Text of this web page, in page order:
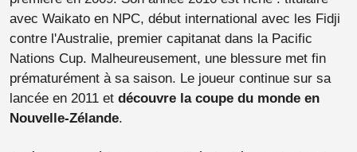
avec Waikato en NPC, début international avec les Fidji
contre l'Australie, premier capitanat dans la Pacific
Nations Cup. Malheureusement, une blessure met fin
prématurément à sa saison. Le joueur continue sur sa
lancée en 2011 et découvre la coupe du monde en
Nouvelle-Zélande.